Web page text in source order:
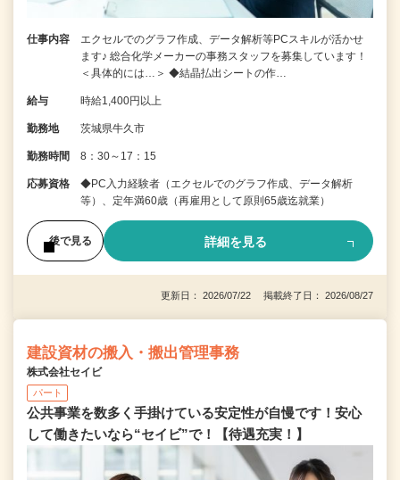
仕事内容
エクセルでのグラフ作成、データ解析等PCスキルが活かせ
ます♪ 総合化学メーカーの事務スタッフを募集しています！
＜具体的には…＞ ◆結晶払出シートの作…
給与 時給1,400円以上
勤務地 茨城県牛久市
勤務時間 8：30～17：15
応募資格
◆PC入力経験者（エクセルでのグラフ作成、データ解析
等）、定年満60歳（再雇用として原則65歳迄就業）
後で見る 詳細を見る
更新日： 2026/07/22 掲載終了日： 2026/08/27
建設資材の搬入・搬出管理事務
株式会社セイビ
パート
公共事業を数多く手掛けている安定性が自慢です！安心
して働きたいなら“セイビ”で！【待遇充実！】